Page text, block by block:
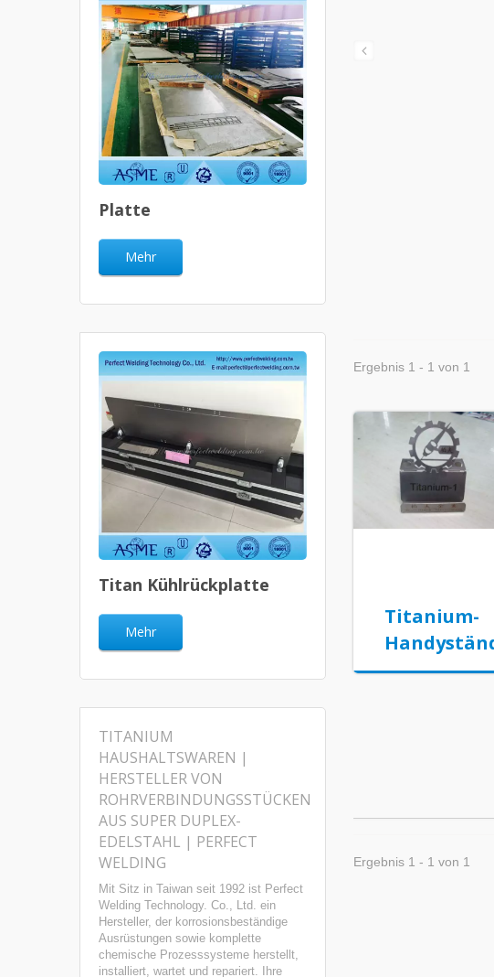
Platte
Mehr
Titan Kühlrückplatte
Mehr
TITANIUM
HAUSHALTSWAREN |
HERSTELLER VON
ROHRVERBINDUNGSSTÜCKEN
AUS SUPER DUPLEX-
EDELSTAHL | PERFECT
WELDING
Mit Sitz in Taiwan seit 1992 ist Perfect
Welding Technology. Co., Ltd. ein
Hersteller, der korrosionsbeständige
Ausrüstungen sowie komplette
chemische Prozesssysteme herstellt,
installiert, wartet und repariert. Ihre
Ergebnis 1 - 1 von 1
Titanium-
Ergebnis 1 - 1 von 1